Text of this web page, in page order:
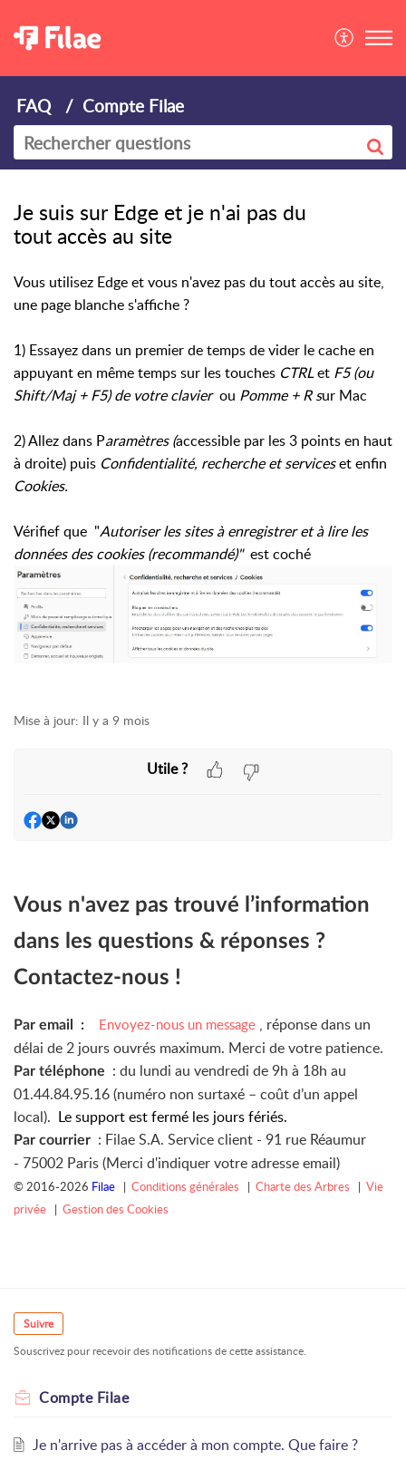
FAQ Compte Filae
Je suis sur Edge et je n'ai pas du
tout accès au site
Vous utilisez Edge et vous n'avez pas du tout accès au site,
une page blanche s'affiche ?
1) Essayez dans un premier de temps de vider le cache en
appuyant en même temps sur les touches CTRLet F5 (ou
Shift/Maj + F5) de votre clavier ou Pomme + R sur Mac
2) Allez dans Paramètres (accessible par les 3 points en haut
à droite) puis Confidentialité, recherche et serviceset enfin
Cookies.
Vérifief que "Autoriser les sites à enregistrer et à lire les
données des cookies (recommandé)" est coché
Mise à jour: Il y a 9 mois
Utile ?
Vous n'avez pas trouvé l’information
dans les questions & réponses ?
Contactez-nous !
Par email : Envoyez-nous un message , réponse dans un
délai de 2 jours ouvrés maximum. Merci de votre patience.
Par téléphone : du lundi au vendredi de 9h à 18h au
01.44.84.95.16 (numéro non surtaxé – coût d’un appel
local). Le support est fermé les jours fériés.
Par courrier : Filae S.A. Service client - 91 rue Réaumur
- 75002 Paris (Merci d'indiquer votre adresse email)
© 2016-2026 Filae | Conditions générales | Charte des Arbres | Vie
privée | Gestion des Cookies
Suivre
Souscrivez pour recevoir des notifications de cette assistance.
Compte Filae
Je n'arrive pas à accéder à mon compte. Que faire ?